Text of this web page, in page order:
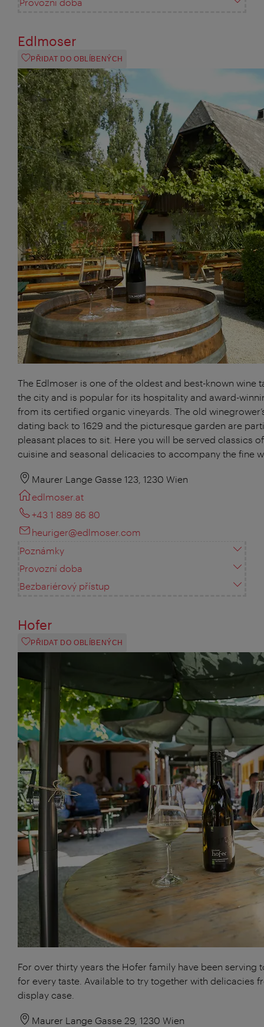
Edlmoser
PŘIDAT DO OBLÍBENÝCH
The Edlmoser is one of the oldest and best-known wine
the city and is popular for its hospitality and award-
from its certified organic vineyards. The old
dating back to 1629 and the picturesque garden are
pleasant places to sit. Here you will be served classics
cuisine and seasonal delicacies to accompany the fine
Maurer Lange Gasse 123, 1230 Wien
edlmoser.at
+43 1 889 86 80
heuriger@edlmoser.com
Poznámky
Provozní doba
Bezbariérový přístup
Hofer
PŘIDAT DO OBLÍBENÝCH
For over thirty years the Hofer family have been serving
for every taste. Available to try together with delicacies
display case.
Maurer Lange Gasse 29, 1230 Wien